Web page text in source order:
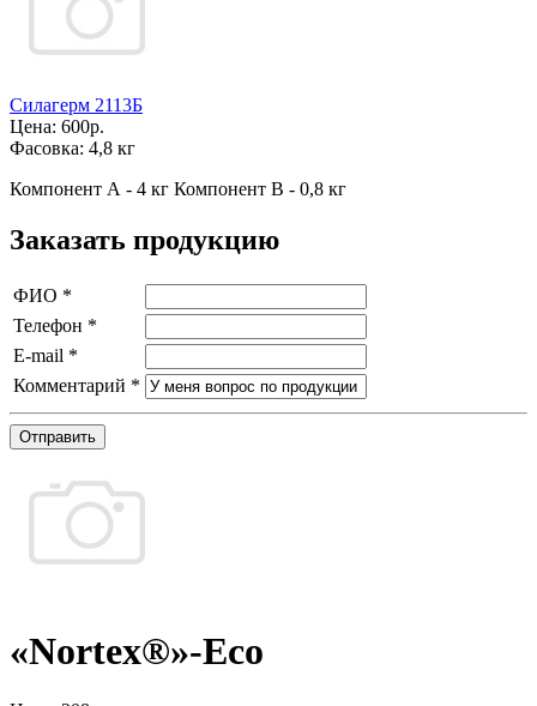
Силагерм 2113Б
Цена: 600р.
Фасовка: 4,8 кг
Компонент А - 4 кг Компонент В - 0,8 кг
Заказать продукцию
ФИО *
Телефон *
E-mail *
Комментарий *
Отправить
«Nortex®»-Eco